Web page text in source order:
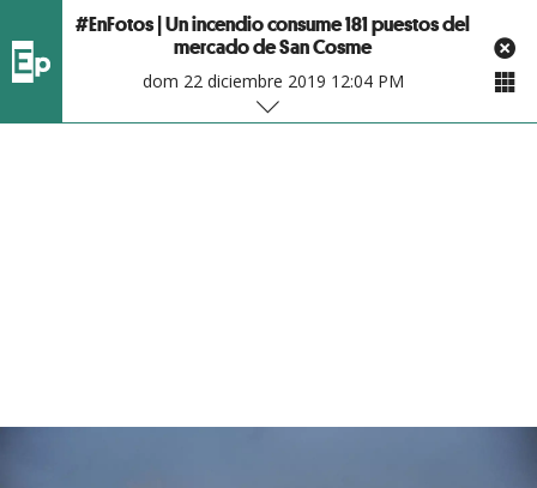
#EnFotos | Un incendio consume 181 puestos del
mercado de San Cosme
dom 22 diciembre 2019 12:04 PM